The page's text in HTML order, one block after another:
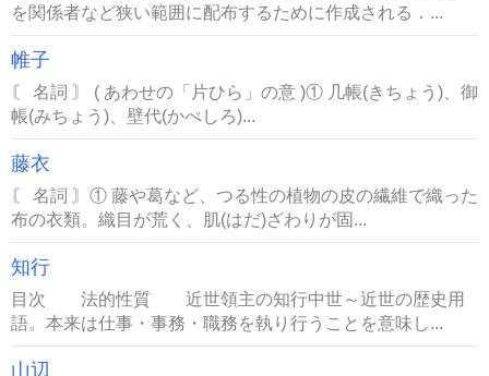
を関係者など狭い範囲に配布するために作成される．...
帷子
〘 名詞 〙 ( あわせの「片ひら」の意 )① 几帳(きちょう)、御
帳(みちょう)、壁代(かべしろ)...
藤衣
〘 名詞 〙① 藤や葛など、つる性の植物の皮の繊維で織った
布の衣類。織目が荒く、肌(はだ)ざわりが固...
知行
目次 法的性質 近世領主の知行中世～近世の歴史用
語。本来は仕事・事務・職務を執り行うことを意味し...
山辺